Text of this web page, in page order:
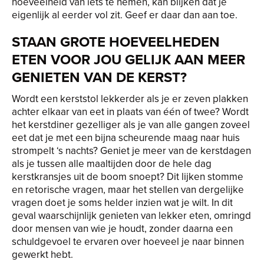
eigenlijk al eerder vol zit. Geef er daar dan aan toe.
STAAN GROTE HOEVEELHEDEN
ETEN VOOR JOU GELIJK AAN MEER
GENIETEN VAN DE KERST?
Wordt een kerststol lekkerder als je er zeven plakken
achter elkaar van eet in plaats van één of twee? Wordt
het kerstdiner gezelliger als je van alle gangen zoveel
eet dat je met een bijna scheurende maag naar huis
strompelt ‘s nachts? Geniet je meer van de kerstdagen
als je tussen alle maaltijden door de hele dag
kerstkransjes uit de boom snoept? Dit lijken stomme
en retorische vragen, maar het stellen van dergelijke
vragen doet je soms helder inzien wat je wilt. In dit
geval waarschijnlijk genieten van lekker eten, omringd
door mensen van wie je houdt, zonder daarna een
schuldgevoel te ervaren over hoeveel je naar binnen
gewerkt hebt.